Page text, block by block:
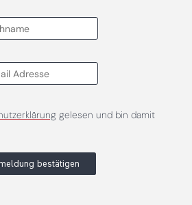
gelesen und bin damit
bestätigen